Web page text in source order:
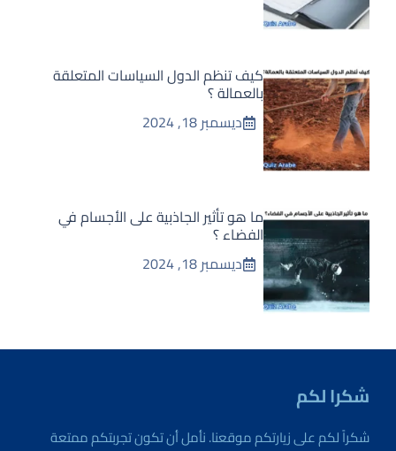
كيف تنظم الدول السياسات المتعلقة
بالعمالة ؟
ديسمبر 18, 2024
ما هو تأثير الجاذبية على الأجسام في
الفضاء ؟
ديسمبر 18, 2024
شكرا لكم
شكراً لكم على زيارتكم موقعنا. نأمل أن تكون تجربتكم ممتعة